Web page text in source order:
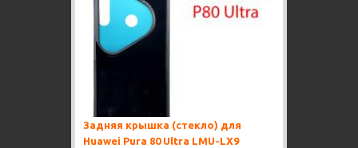
Задняя крышка (стекло) для
Huawei Pura 80 Ultra LMU-LX9